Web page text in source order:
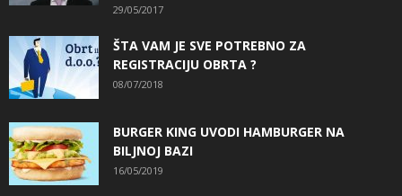
29/05/2017
ŠTA VAM JE SVE POTREBNO ZA
REGISTRACIJU OBRTA ?
08/07/2018
BURGER KING UVODI HAMBURGER NA
BILJNOJ BAZI
16/05/2019